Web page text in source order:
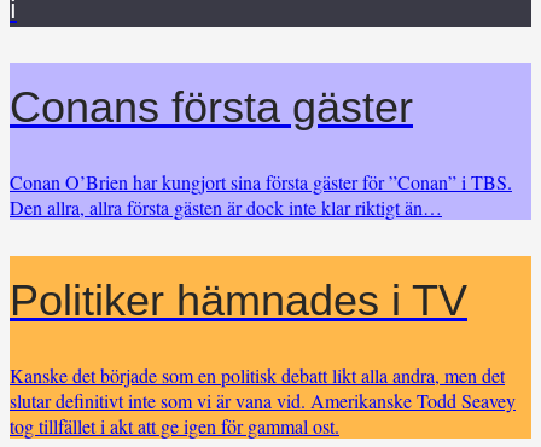
Conans första gäster
Conan O’Brien har kungjort sina första gäster för ”Conan” i TBS.
Den allra, allra första gästen är dock inte klar riktigt än…
Politiker hämnades i TV
Kanske det började som en politisk debatt likt alla andra, men det
slutar definitivt inte som vi är vana vid. Amerikanske Todd Seavey
tog tillfället i akt att ge igen för gammal ost.